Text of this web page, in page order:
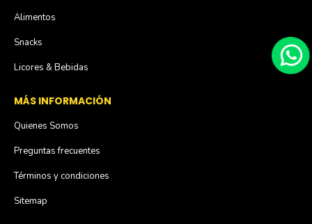
Alimentos
Snacks
Licores & Bebidas
MÁS INFORMACIÓN
Quienes Somos
Preguntas frecuentes
Términos y condiciones
Sitemap